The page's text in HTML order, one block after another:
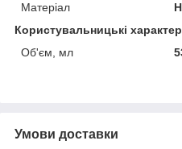
Матеріал
Користувальницькі
Об'єм, мл
Умови доставки